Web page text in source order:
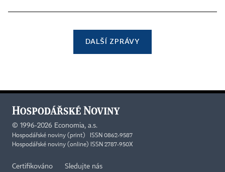
DALŠÍ ZPRÁVY
© 1996-2026 Economia, a.s.
Hospodářské noviny (print) ISSN 0862-9587
Hospodářské noviny (online) ISSN 2787-950X
Certifikováno Sledujte nás